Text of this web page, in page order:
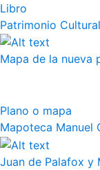
Libro
Patrimonio
Mapa de la nueva
Plano o mapa
Mapoteca Manuel
Juan de Palafox y